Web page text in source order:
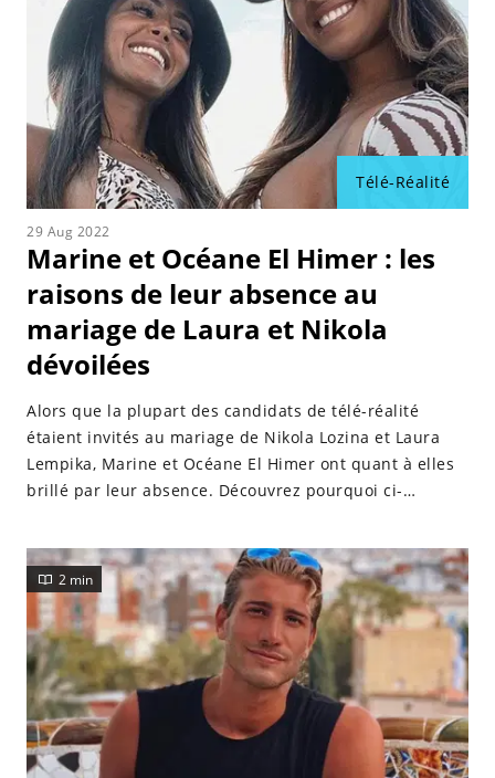
Télé-Réalité
29 Aug 2022
Marine et Océane El Himer : les
raisons de leur absence au
mariage de Laura et Nikola
dévoilées
Alors que la plupart des candidats de télé-réalité
étaient invités au mariage de Nikola Lozina et Laura
Lempika, Marine et Océane El Himer ont quant à elles
brillé par leur absence. Découvrez pourquoi ci-
2 min